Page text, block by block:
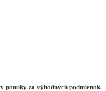
ponuky za výhodných podmienok.